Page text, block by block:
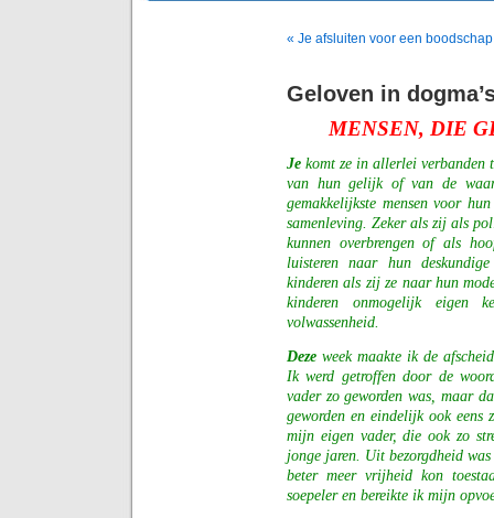
« Je afsluiten voor een boodschap
Geloven in
MENSEN, DIE
Je komt ze in allerlei verbanden
van hun gelijk of van de
gemakkelijkste mensen voor
samenleving. Zeker als zij als
kunnen overbrengen of als
luisteren naar hun
kinderen als zij ze naar hun
kinderen onmogelijk eigen
volwassenheid.
Deze week maakte ik de
Ik werd getroffen door de
vader zo geworden was, maar
geworden en eindelijk ook eens
mijn eigen vader, die ook zo
jonge jaren. Uit bezorgdheid
beter meer vrijheid kon
soepeler en bereikte ik mijn